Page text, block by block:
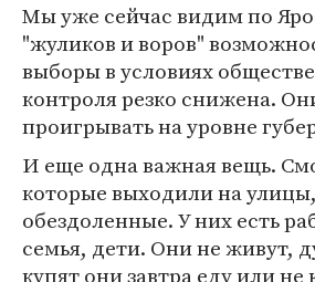
Мы уже сейчас видим по
"жуликов и воров"
выборы в условиях
контроля резко снижена.
проигрывать на уровне
И еще одна важная вещь.
которые выходили на
обездоленные. У них есть
семья, дети. Они не живут,
купят они завтра еду или не